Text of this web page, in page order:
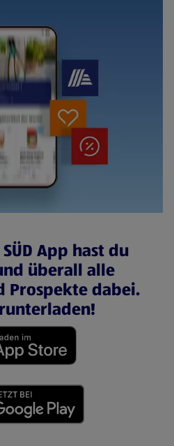
App hast du
überall alle
Prospekte dabei.